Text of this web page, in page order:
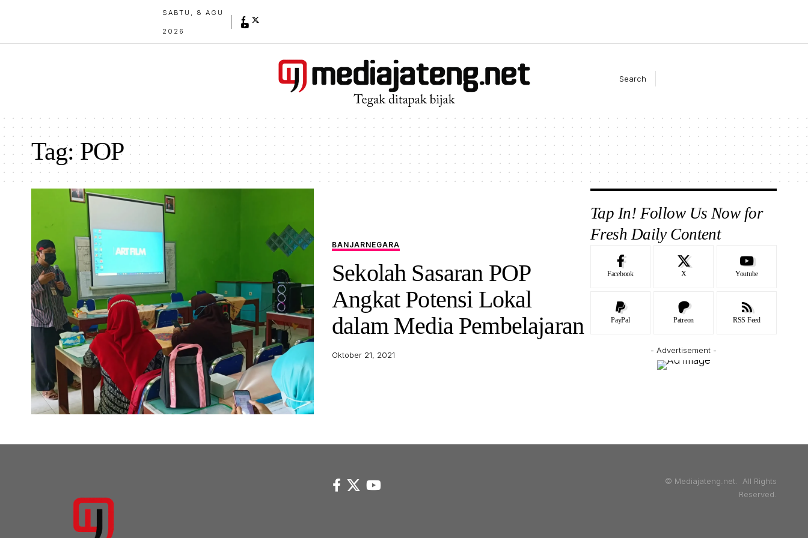
SABTU, 8 AGU
2026
Search
Tag:POP
BANJARNEGARA
Sekolah Sasaran POP
Angkat Potensi Lokal
dalam Media Pembelajaran
Oktober 21, 2021
Tap In! Follow Us Now for
Fresh Daily Content
Facebook X Youtube
PayPal Patreon RSS Feed
- Advertisement -
© Mediajateng.net. All Rights
Reserved.